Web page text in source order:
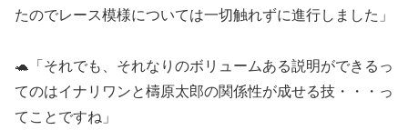
たのでレース模様については一切触れずに進行しました」
🐢「それでも、それなりのボリュームある説明ができるっ
てのはイナリワンと檮原太郎の関係性が成せる技・・・っ
てことですね」